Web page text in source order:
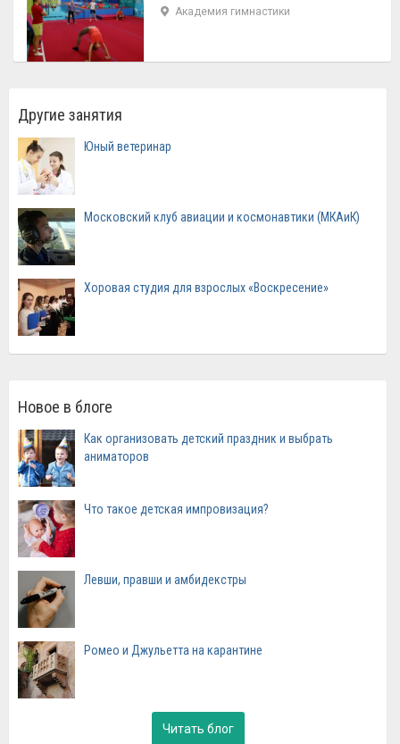
Академия гимнастики
Другие занятия
Юный ветеринар
Московский клуб авиации и космонавтики (МКАиК)
Хоровая студия для взрослых «Воскресение»
Новое в блоге
Как организовать детский праздник и выбрать
аниматоров
Что такое детская импровизация?
Левши, правши и амбидекстры
Ромео и Джульетта на карантине
Читать блог